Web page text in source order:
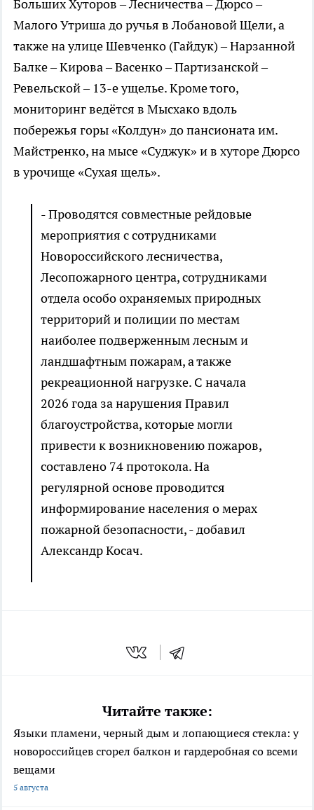
Больших Хуторов – Лесничества – Дюрсо –
Малого Утриша до ручья в Лобановой Щели, а
также на улице Шевченко (Гайдук) – Нарзанной
Балке – Кирова – Васенко – Партизанской –
Ревельской – 13-е ущелье. Кроме того,
мониторинг ведётся в Мысхако вдоль
побережья горы «Колдун» до пансионата им.
Майстренко, на мысе «Суджук» и в хуторе Дюрсо
в урочище «Сухая щель».
- Проводятся совместные рейдовые
мероприятия с сотрудниками
Новороссийского лесничества,
Лесопожарного центра, сотрудниками
отдела особо охраняемых природных
территорий и полиции по местам
наиболее подверженным лесным и
ландшафтным пожарам, а также
рекреационной нагрузке. С начала
2026 года за нарушения Правил
благоустройства, которые могли
привести к возникновению пожаров,
составлено 74 протокола. На
регулярной основе проводится
информирование населения о мерах
пожарной безопасности, - добавил
Александр Косач.
Читайте также:
Языки пламени, черный дым и лопающиеся стекла: у
новороссийцев сгорел балкон и гардеробная со всеми
вещами
5 августа